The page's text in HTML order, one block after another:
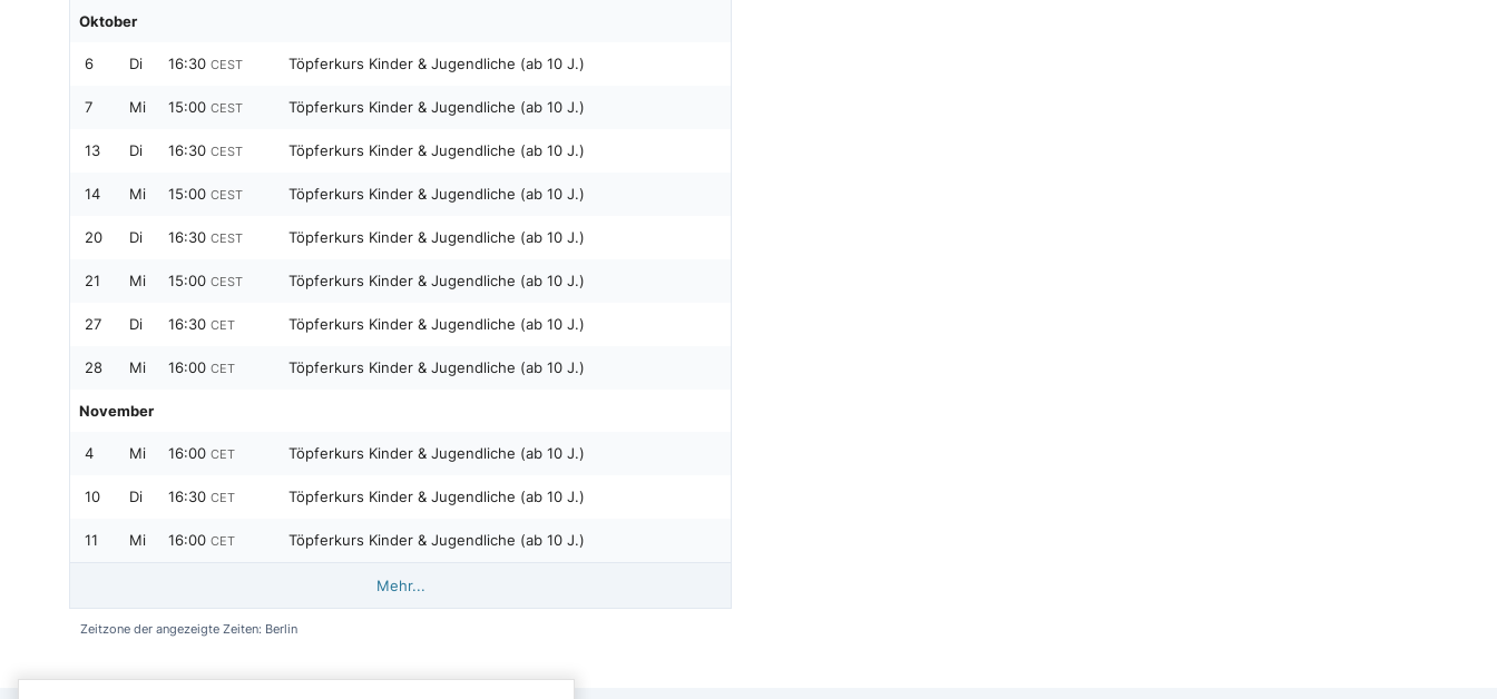
Oktober
6 Di 16:30 CEST Töpferkurs Kinder & Jugendliche (ab 10 J.)
7 Mi 15:00 CEST Töpferkurs Kinder & Jugendliche (ab 10 J.)
13 Di 16:30 CEST Töpferkurs Kinder & Jugendliche (ab 10 J.)
14 Mi 15:00 CEST Töpferkurs Kinder & Jugendliche (ab 10 J.)
20 Di 16:30 CEST Töpferkurs Kinder & Jugendliche (ab 10 J.)
21 Mi 15:00 CEST Töpferkurs Kinder & Jugendliche (ab 10 J.)
27 Di 16:30 CET Töpferkurs Kinder & Jugendliche (ab 10 J.)
28 Mi 16:00 CET Töpferkurs Kinder & Jugendliche (ab 10 J.)
November
4 Mi 16:00 CET Töpferkurs Kinder & Jugendliche (ab 10 J.)
10 Di 16:30 CET Töpferkurs Kinder & Jugendliche (ab 10 J.)
11 Mi 16:00 CET Töpferkurs Kinder & Jugendliche (ab 10 J.)
Mehr...
Zeitzone der angezeigte Zeiten: Berlin